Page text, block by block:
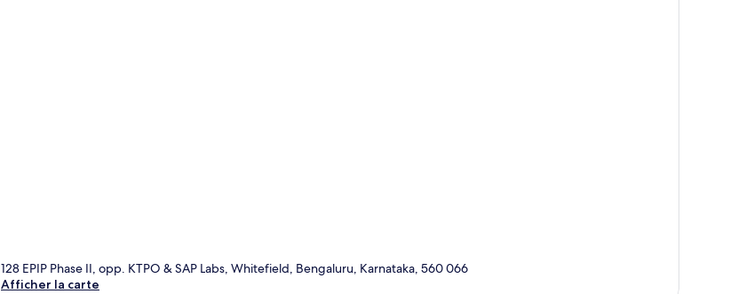
128 EPIP Phase II, opp. KTPO & SAP Labs, Whitefield, Bengaluru, Karnataka, 560 066
Afficher la carte